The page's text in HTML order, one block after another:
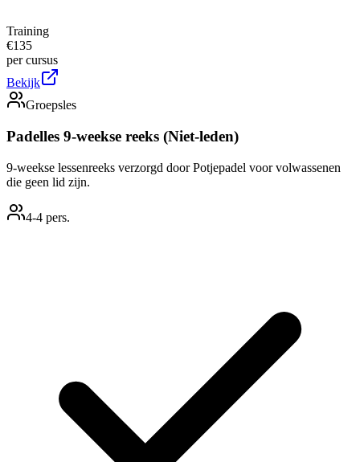
Training
€135
per cursus
Bekijk
Groepsles
Padelles 9-weekse reeks (Niet-leden)
9-weekse lessenreeks verzorgd door Potjepadel voor volwassenen
die geen lid zijn.
4-4 pers.